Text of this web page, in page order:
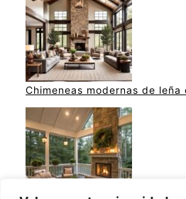
Chimeneas modernas de leña